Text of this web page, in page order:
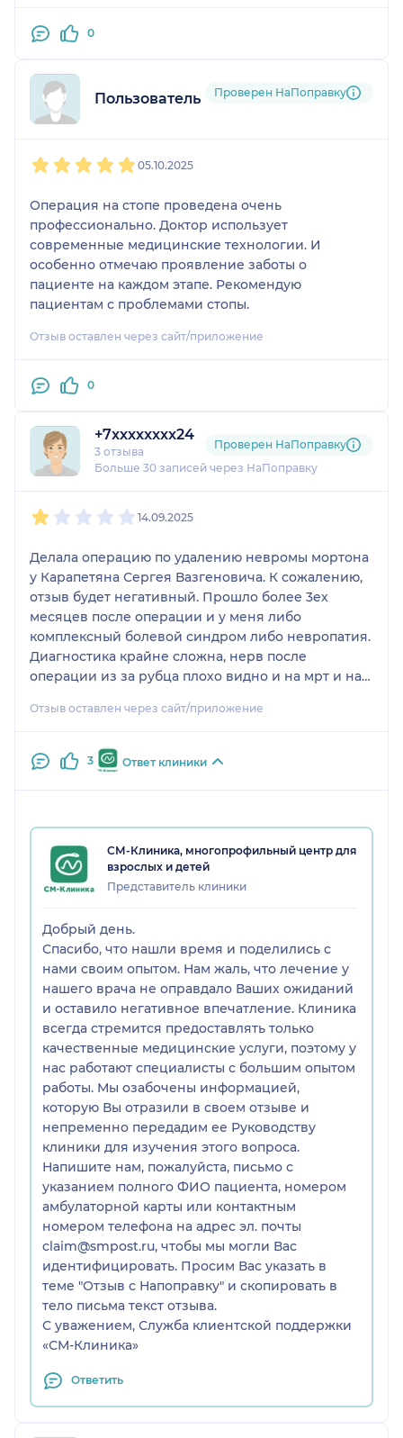
0
Пользователь НаПоправку
Проверен НаПоправку
05.10.2025
Операция на стопе проведена очень
профессионально. Доктор использует
современные медицинские технологии. И
особенно отмечаю проявление заботы о
пациенте на каждом этапе. Рекомендую
пациентам с проблемами стопы.
Отзыв оставлен через сайт/приложение
0
+7xxxxxxxx24
3 отзыва
Больше 30 записей через НаПоправку
Проверен НаПоправку
14.09.2025
Делала операцию по удалению невромы мортона
у Карапетяна Сергея Вазгеновича. К сожалению,
отзыв будет негативный. Прошло более 3ех
месяцев после операции и у меня либо
комплексный болевой синдром либо невропатия.
Диагностика крайне сложна, нерв после
операции из за рубца плохо видно и на мрт и на
минут, это в хороший день и если повезет, у меня
плохой день с первых же шагов. До операции в
удобных кроссовках не болело вообще ничего
говорили врачи, у кого я уже наблюдаюсь (это и
невролог и Алголог и несколько узистов) этот
доступ чаще формирует устойчивый болевой
синдром. Не советую идти к этому врачу на
микроскопа, с беспочвенной уверенностью что с
пациентами не случится, что случилось со мной, а
это нерв, еще и в стопе, месте, где каждый шаг
будет травмировать операционную зону. Перед
операцией я задача много вопросов, так как до
этого была у другого ортопеда и она меня
предупреждала о негативных последствиях, но
данный врач уверил, что у него за 30 лет
практики не было никаких побочных эффектов
после этой операции и она вообще плевая, но в
итоге все мои вопросы оказались не
беспочвенны и я очень, очень жалею, что
поверила на слово и под тяжестью его регалий
приняла решение, которое меня фактически
обездвижило. Я уже потратила больше чем
заплатила за операцию на попытки диагностики и
реабилитации: по рекомендации врача (за свой
счет, ДМС у меня нет, а ждать омс глупо): сделала
Мрт, блокаду, а также фонофорез с
гидрокортизоном, которые добили и так
травмированный нерв.
Кстати, работа у меня была на ногах и работать я
тоже теперь не могу и не знаю когда смогу. ЭКО,
которое ждала год, тоже пришлось отложить на
неопрелеленный срок, потому что как этим
Отзыв оставлен через сайт/приложение
3 Ответ клиники
СМ-Клиника, многопрофильный центр для
взрослых и детей
Представитель клиники
Добрый день.
Спасибо, что нашли время и поделились с
нами своим опытом. Нам жаль, что лечение у
нашего врача не оправдало Ваших ожиданий
и оставило негативное впечатление. Клиника
всегда стремится предоставлять только
качественные медицинские услуги, поэтому у
нас работают специалисты с большим опытом
работы. Мы озабочены информацией,
которую Вы отразили в своем отзыве и
непременно передадим ее Руководству
клиники для изучения этого вопроса.
Напишите нам, пожалуйста, письмо с
указанием полного ФИО пациента, номером
амбулаторной карты или контактным
номером телефона на адрес эл. почты
claim@smpost.ru, чтобы мы могли Вас
идентифицировать. Просим Вас указать в
теме "Отзыв с Напоправку" и скопировать в
тело письма текст отзыва.
С уважением, Служба клиентской поддержки
«СМ-Клиника»
Ответить